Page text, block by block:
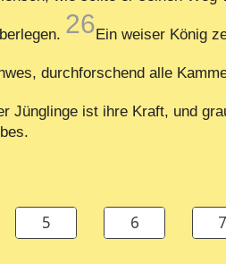
26Ein weiser König
durchforschend alle
Jünglinge ist ihre Kraft, und
5 6 7